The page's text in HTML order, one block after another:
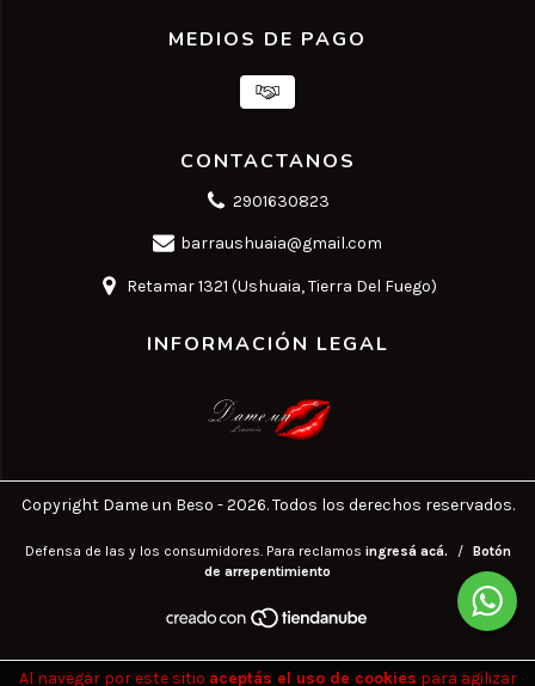
Al navegar por este sitio aceptás el uso de cookies para agilizar
MEDIOS DE PAGO
CONTACTANOS
2901630823
barraushuaia@gmail.com
Retamar 1321 (Ushuaia, Tierra Del Fuego)
INFORMACIÓN LEGAL
Copyright Dame un Beso - 2026. Todos los derechos reservados.
Defensa de las y los consumidores. Para reclamos ingresá acá. /
Botón
de arrepentimiento